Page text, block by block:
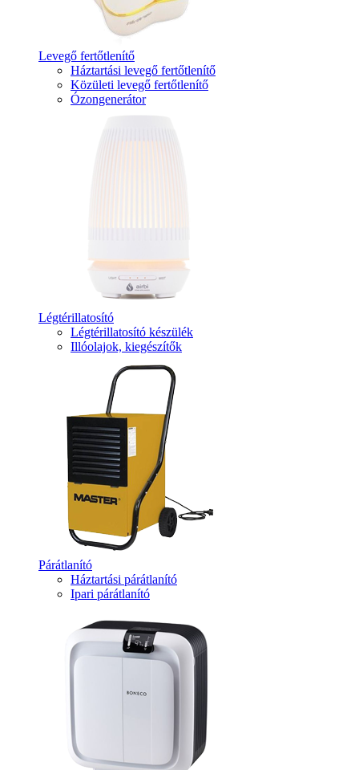
Levegő fertőtlenítő
Háztartási levegő fertőtlenítő
Közületi levegő fertőtlenítő
Ózongenerátor
Légtérillatosító
Légtérillatosító készülék
Illóolajok, kiegészítők
Párátlanító
Háztartási párátlanító
Ipari párátlanító